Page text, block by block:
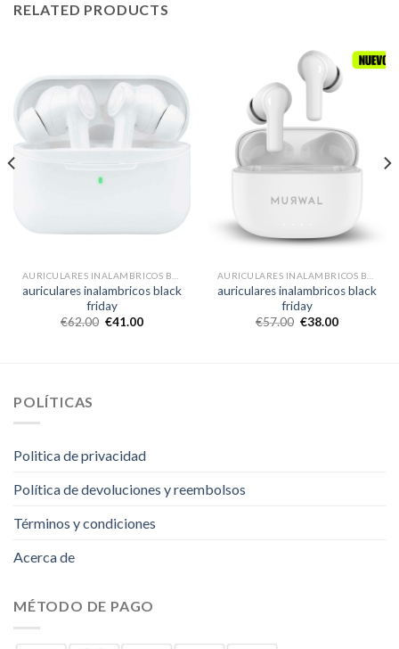
RELATED PRODUCTS
auriculares inalambricos black
friday
€62.00 €41.00
auriculares inalambricos black
friday
€57.00 €38.00
POLÍTICAS
Politica de privacidad
Política de devoluciones y reembolsos
Términos y condiciones
Acerca de
MÉTODO DE PAGO